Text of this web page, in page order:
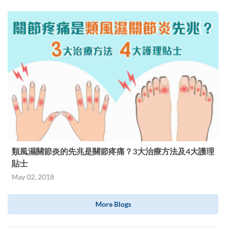
類風濕關節炎的先兆是關節疼痛？3大治療方法及4大護理
貼士
May 02, 2018
More Blogs